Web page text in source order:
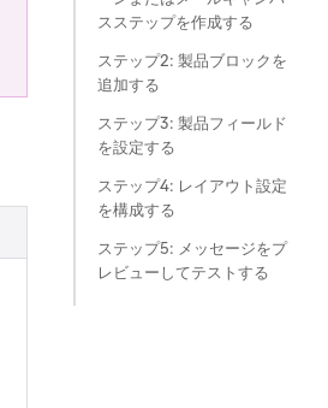
スステップを作成する
ステップ2: 製品ブロックを
追加する
ステップ3: 製品フィールド
を設定する
ステップ4: レイアウト設定
を構成する
ステップ5: メッセージをプ
レビューしてテストする